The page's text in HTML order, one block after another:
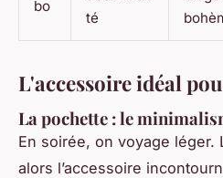
bo
té
L'accessoire idéal
La pochette : le
En soirée, on voyage léger.
alors l’accessoire